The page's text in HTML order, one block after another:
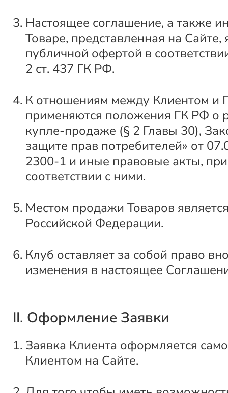
Настоящее соглашение, а также
Товаре, представленная на Сайте,
публичной офертой в
2 ст. 437 ГК РФ.
К отношениям между Клиентом и
применяются положения ГК РФ о
купле-продаже (§ 2 Главы 30),
защите прав потребителей» от
2300-1 и иные правовые акты,
соответствии с ними.
Местом продажи Товаров
Российской Федерации.
Клуб оставляет за собой право
изменения в настоящее
II. Оформление Заявки
Заявка Клиента оформляется
Клиентом на Сайте.